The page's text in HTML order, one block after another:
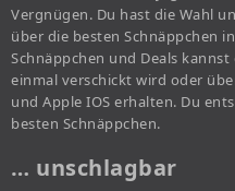
Vergnügen. Du hast die Wahl
über die besten Schnäppchen
Schnäppchen und Deals
einmal verschickt wird oder
und Apple IOS erhalten. Du
besten Schnäppchen.
… unschlagbar